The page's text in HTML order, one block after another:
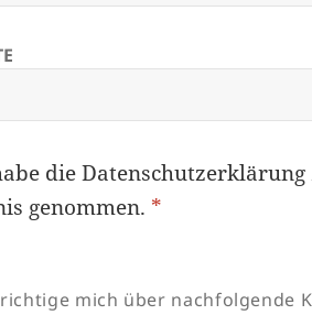
dieDatenschutzerklärung
genommen. *
mich über nachfolgende